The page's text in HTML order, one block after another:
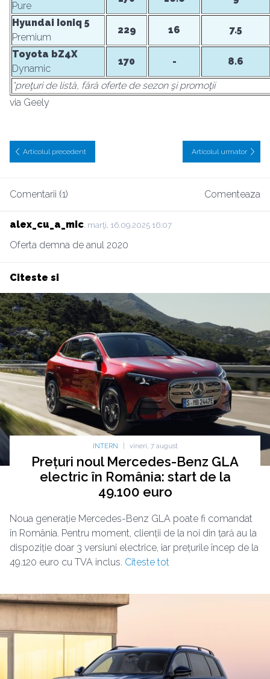
Pure
Hyundai Ioniq 5
Premium
229 16 7.5
Toyota bZ4X
Dynamic
170 - 8.6
*preţuri de listă, fără oferte de sezon şi promoţii
via Geely
Articolul precedent Articolul urmator
Comentarii (1) Comenteaza
alex_cu_a_mic , marţi, 16.09.2025 16:07
Oferta demna de anul 2020
Citeste si
INTERN vineri, 7 august
Prețuri noul Mercedes-Benz GLA
electric în România: start de la
49.100 euro
Noua generație Mercedes-Benz GLA poate fi comandat
în România. Pentru moment, clienții de la noi din țară au la
dispoziție doar 3 versiuni electrice, iar prețurile încep de la
49.120 euro cu TVA inclus. Citeste tot